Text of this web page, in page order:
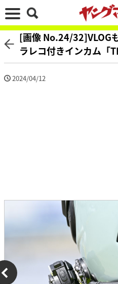
[画像 No.24/32]VLOG
ラレコ付きインカム「
2024/04/12